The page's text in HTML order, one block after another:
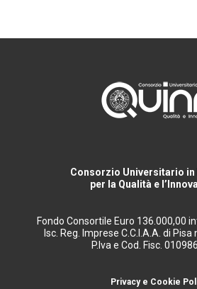
Consorzio Universitario in
per la Qualità e
Fondo Consortile Euro 136.000,00
Isc. Reg. Imprese C.C.I.A.A. di Pisa
P.Iva e Cod. Fisc.
Privacy e Cookie